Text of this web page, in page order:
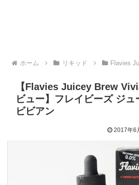
ホーム リキッド Flavies
【Flavies Juicey Brew
ビュー】フレイビーズ ジュ
ビビアン
2017年6